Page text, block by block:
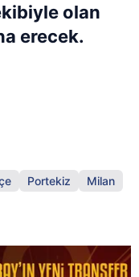
olan
erecek.
Portekiz
Milan